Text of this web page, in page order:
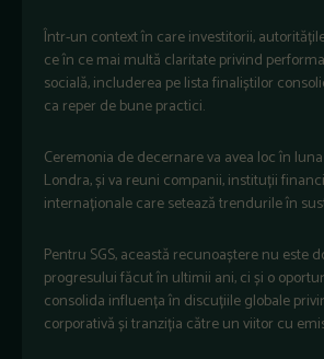
Într-un context în care investitorii,
ce în ce mai multă claritate privind
socială, includerea pe lista finaliștilor
ca reper de bune practici.
Ceremonia de decernare va avea loc în
Londra, și va reuni companii, instituții
internaționale care setează trendurile în
Pentru SGS, această recunoaștere nu este
progresului făcut în ultimii ani, ci și o
consolida influența în discuțiile globale
corporativă și tranziția către un viitor cu